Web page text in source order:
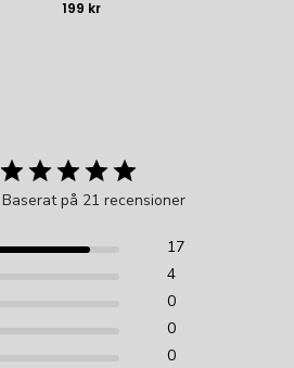
Pris
199 kr
Baserat på 21 recensioner
17
4
0
0
0